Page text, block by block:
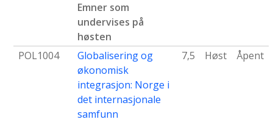
Emner som
undervises på
høsten
POL1004
Globalisering og
økonomisk
integrasjon: Norge i
det internasjonale
samfunn
7,5 Høst Åpent